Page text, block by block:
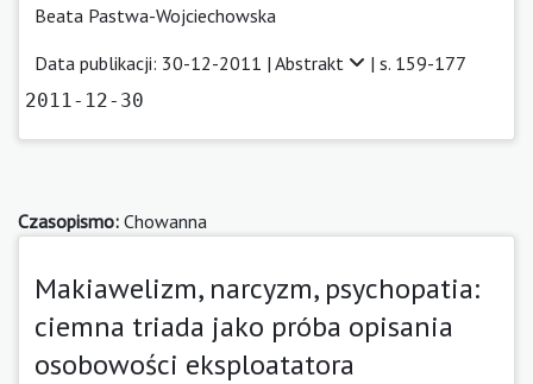
Beata Pastwa-Wojciechowska
Data publikacji: 30-12-2011 | Abstrakt | s. 159-177
2011-12-30
Czasopismo: Chowanna
Makiawelizm, narcyzm, psychopatia:
ciemna triada jako próba opisania
osobowości eksploatatora